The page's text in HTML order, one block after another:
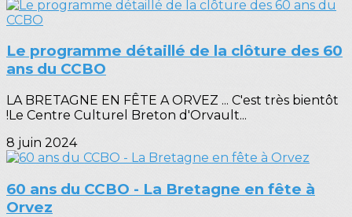
Le programme détaillé de la clôture des 60
ans du CCBO
LA BRETAGNE EN FÊTE A ORVEZ ... C'est très bientôt
!Le Centre Culturel Breton d'Orvault...
8 juin 2024
60 ans du CCBO - La Bretagne en fête à
Orvez